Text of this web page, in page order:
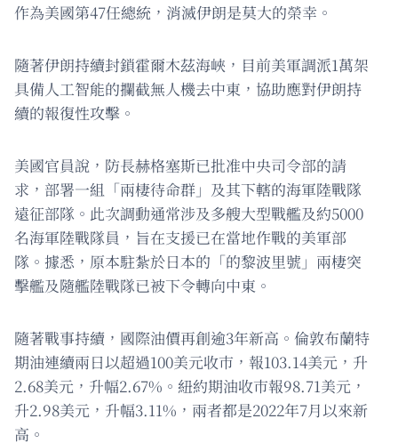
作為美國第47任總統，消滅伊朗是莫大的榮幸。
隨著伊朗持續封鎖霍爾木茲海峽，目前美軍調派1萬架
具備人工智能的攔截無人機去中東，協助應對伊朗持
續的報復性攻擊。
美國官員說，防長赫格塞斯已批准中央司令部的請
求，部署一組「兩棲待命群」及其下轄的海軍陸戰隊
遠征部隊。此次調動通常涉及多艘大型戰艦及約5000
名海軍陸戰隊員，旨在支援已在當地作戰的美軍部
隊。據悉，原本駐紮於日本的「的黎波里號」兩棲突
擊艦及隨艦陸戰隊已被下令轉向中東。
隨著戰事持續，國際油價再創逾3年新高。倫敦布蘭特
期油連續兩日以超過100美元收巿，報103.14美元，升
2.68美元，升幅2.67%。紐約期油收巿報98.71美元，
升2.98美元，升幅3.11%，兩者都是2022年7月以來新
高。